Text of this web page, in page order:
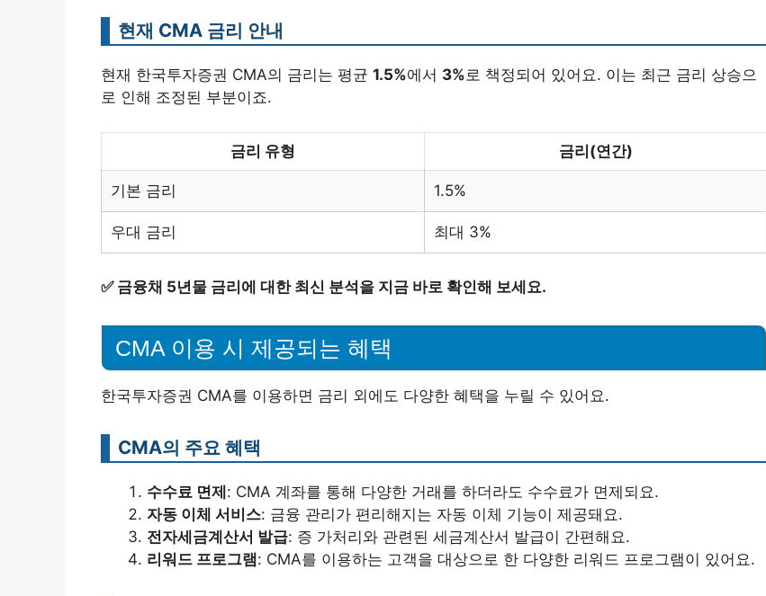
현재 CMA 금리 안내
현재 한국투자증권 CMA의 금리는 평균 1.5%에서 3%로 책정되어 있어요. 이는 최근 금리 상승으
로 인해 조정된 부분이죠.
금리 유형 금리(연간)
기본 금리 1.5%
우대 금리 최대 3%
✅ 금융채 5년물 금리에 대한 최신 분석을 지금 바로 확인해 보세요.
CMA 이용 시 제공되는 혜택
한국투자증권 CMA를 이용하면 금리 외에도 다양한 혜택을 누릴 수 있어요.
CMA의 주요 혜택
수수료 면제: CMA 계좌를 통해 다양한 거래를 하더라도 수수료가 면제되요.
자동 이체 서비스: 금융 관리가 편리해지는 자동 이체 기능이 제공돼요.
전자세금계산서 발급: 증 가처리와 관련된 세금계산서 발급이 간편해요.
리워드 프로그램: CMA를 이용하는 고객을 대상으로 한 다양한 리워드 프로그램이 있어요.